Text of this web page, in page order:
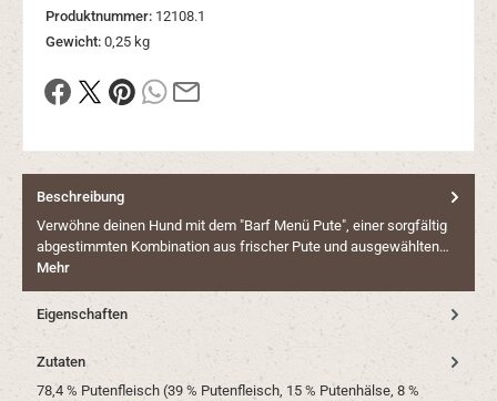
Produktnummer: 12108.1
Gewicht: 0,25 kg
Beschreibung
Verwöhne deinen Hund mit dem "Barf Menü Pute", einer sorgfältig
abgestimmten Kombination aus frischer Pute und ausgewählten…
Mehr
Eigenschaften
Zutaten
78,4 % Putenfleisch (39 % Putenfleisch, 15 % Putenhälse, 8 %